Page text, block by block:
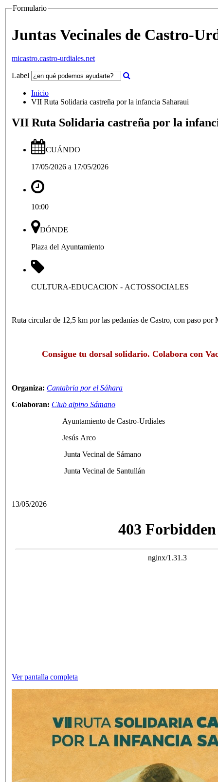
Formulario
Juntas Vecinales de Castro-
micastro.castro-urdiales.net
Label
Inicio
VII Ruta Solidaria castreña por la infancia Saharaui
VII Ruta Solidaria castreña por la
CUÁNDO
17/05/2026 a 17/05/2026
10:00
DÓNDE
Plaza del Ayuntamiento
CULTURA-EDUCACION - ACTOSSOCIALES
Ruta circular de 12,5 km por las pedanías de Castro, con paso por
Consigue tu dorsal solidario. Colabora con
Organiza: Cantabria por el Sáhara
Colaboran: Club alpino Sámano
Ayuntamiento de Castro-Urdiales
Jesús Arco
Junta Vecinal de Sámano
Junta Vecinal de Santullán
13/05/2026
Ver pantalla completa